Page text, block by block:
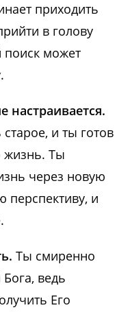
приходить
в голову
поиск может
настраивается.
и ты готов
жизнь. Ты
через новую
перспективу, и
Ты смиренно
ведь
Его